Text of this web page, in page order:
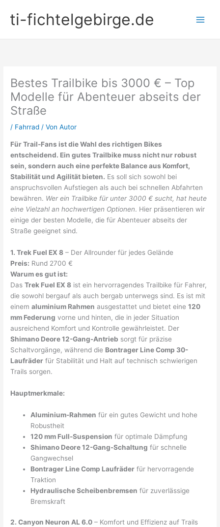
Inhalt
springenti-fichtelgebirge.de
Bestes Trailbike bis 3000 € – Top
Modelle für Abenteuer abseits der
Straße
/ Fahrrad / VonAutor
Für Trail-Fans ist die Wahl des richtigen Bikes
entscheidend. Ein gutes Trailbike muss nicht nur robust
sein, sondern auch eine perfekte Balance aus Komfort,
Stabilität und Agilität bieten. Es soll sich sowohl bei
anspruchsvollen Aufstiegen als auch bei schnellen Abfahrten
bewähren. Wer ein Trailbike für unter 3000 € sucht, hat heute
eine Vielzahl an hochwertigen Optionen. Hier präsentieren wir
einige der besten Modelle, die für Abenteuer abseits der
Straße geeignet sind.
1. Trek Fuel EX 8 – Der Allrounder für jedes Gelände
Preis: Rund 2700 €
Warum es gut ist:
DasTrek Fuel EX 8 ist ein hervorragendes Trailbike für Fahrer,
die sowohl bergauf als auch bergab unterwegs sind. Es ist mit
einemaluminium Rahmen ausgestattet und bietet eine120
mm Federung vorne und hinten, die in jeder Situation
ausreichend Komfort und Kontrolle gewährleistet. Der
Shimano Deore 12-Gang-Antrieb sorgt für präzise
Schaltvorgänge, während die Bontrager Line Comp 30-
Laufräder für Stabilität und Halt auf technisch schwierigen
Trails sorgen.
Hauptmerkmale:
Aluminium-Rahmen für ein gutes Gewicht und hohe
Robustheit
120 mm Full-Suspension für optimale Dämpfung
Shimano Deore 12-Gang-Schaltung für schnelle
Gangwechsel
Bontrager Line Comp Laufräder für hervorragende
Traktion
Hydraulische Scheibenbremsen für zuverlässige
Bremskraft
2. Canyon Neuron AL 6.0 – Komfort und Effizienz auf Trails